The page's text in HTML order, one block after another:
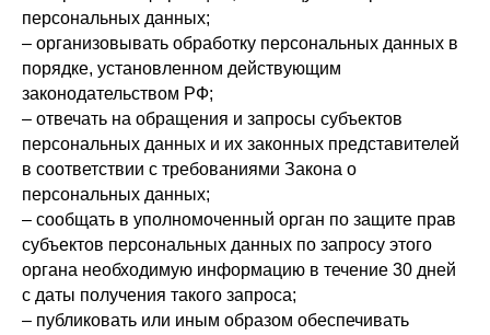
персональных данных;
– организовывать обработку персональных данных в
порядке, установленном действующим
законодательством РФ;
– отвечать на обращения и запросы субъектов
персональных данных и их законных представителей
в соответствии с требованиями Закона о
персональных данных;
– сообщать в уполномоченный орган по защите прав
субъектов персональных данных по запросу этого
органа необходимую информацию в течение 30 дней
с даты получения такого запроса;
– публиковать или иным образом обеспечивать